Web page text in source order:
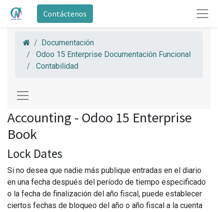
Contáctenos
Documentación
Odoo 15 Enterprise Documentación Funcional
Contabilidad
Accounting - Odoo 15 Enterprise
Book
Lock Dates
Si no desea que nadie más publique entradas en el diario
en una fecha después del período de tiempo especificado
o la fecha de finalización del año fiscal, puede establecer
ciertos fechas de bloqueo del año o año fiscal a la cuenta